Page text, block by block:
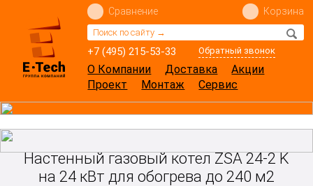
+7 (495) 215-53-33 Обратный звонок
Сравнение Корзина
О Компании Доставка
Акции
Проект
Монтаж Сервис
Настенный газовый котел ZSA 24-2 K
на 24 кВт для обогрева до 240 м2